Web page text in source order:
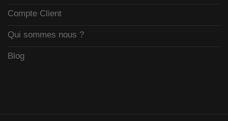
Compte Client
Qui sommes nous ?
Blog